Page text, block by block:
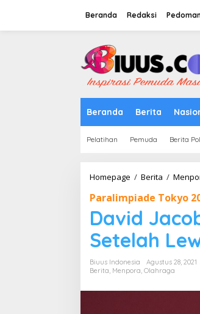
Beranda Redaksi
Beranda Berita
Pelatihan Pemuda Berita
Homepage / Berita /
Paralimpiade Tokyo
David
Setelah
Biuus Indonesia
Agustus 28, 2021
Berita, Menpora, Olahraga